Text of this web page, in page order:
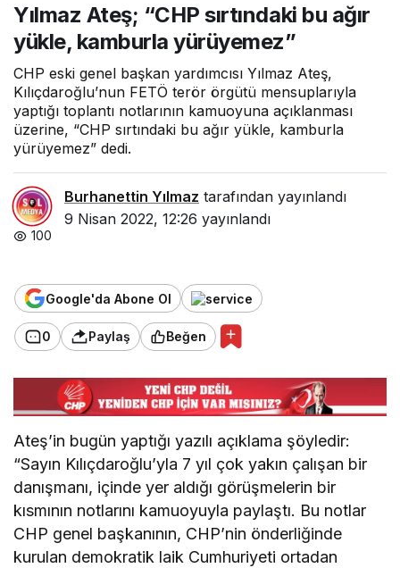
kamburla yürüyemez”
Yılmaz Ateş; “CHP sırtındaki bu ağır
yükle, kamburla yürüyemez”
CHP eski genel başkan yardımcısı Yılmaz Ateş,
Kılıçdaroğlu’nun FETÖ terör örgütü mensuplarıyla
yaptığı toplantı notlarının kamuoyuna açıklanması
üzerine, “CHP sırtındaki bu ağır yükle, kamburla
yürüyemez” dedi.
Burhanettin Yılmaz tarafından yayınlandı
9 Nisan 2022, 12:26 yayınlandı
100
Google'da Abone Ol
0 Paylaş Beğen
Ateş’in bugün yaptığı yazılı açıklama şöyledir:
“Sayın Kılıçdaroğlu’yla 7 yıl çok yakın çalışan bir
danışmanı, içinde yer aldığı görüşmelerin bir
kısmının notlarını kamuoyuyla paylaştı. Bu notlar
CHP genel başkanının, CHP’nin önderliğinde
kurulan demokratik laik Cumhuriyeti ortadan